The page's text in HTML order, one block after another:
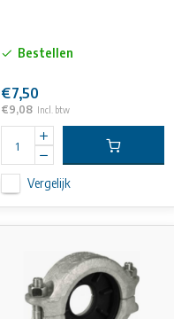
Bestellen
€7,50
€9,08 Incl. btw
Vergelijk